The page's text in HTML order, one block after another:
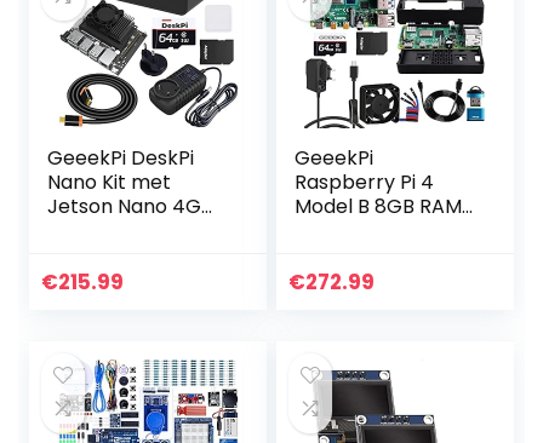
GeeekPi DeskPi
Nano Kit met
Jetson Nano 4G
koellichaam & 5V
€215.99
GeeekPi
Raspberry Pi 4
Model B 8GB RAM
Raspberry Pi 4
€272.99